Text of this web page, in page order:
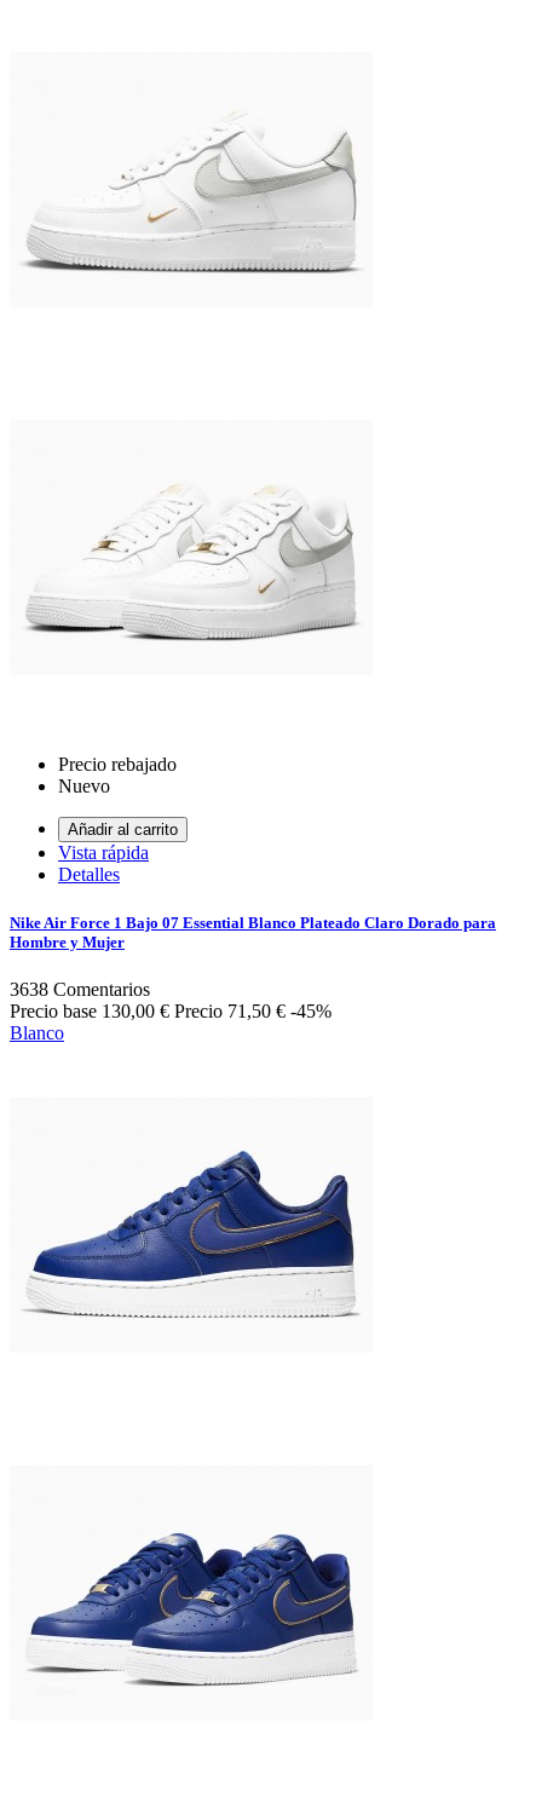
Precio rebajado
Nuevo
Añadir al carrito
Vista rápida
Detalles
Nike Air Force 1 Bajo 07 Essential Blanco Plateado Claro Dorado para
Hombre y Mujer
3638 Comentarios
Precio base 130,00 € Precio 71,50 € -45%
Blanco